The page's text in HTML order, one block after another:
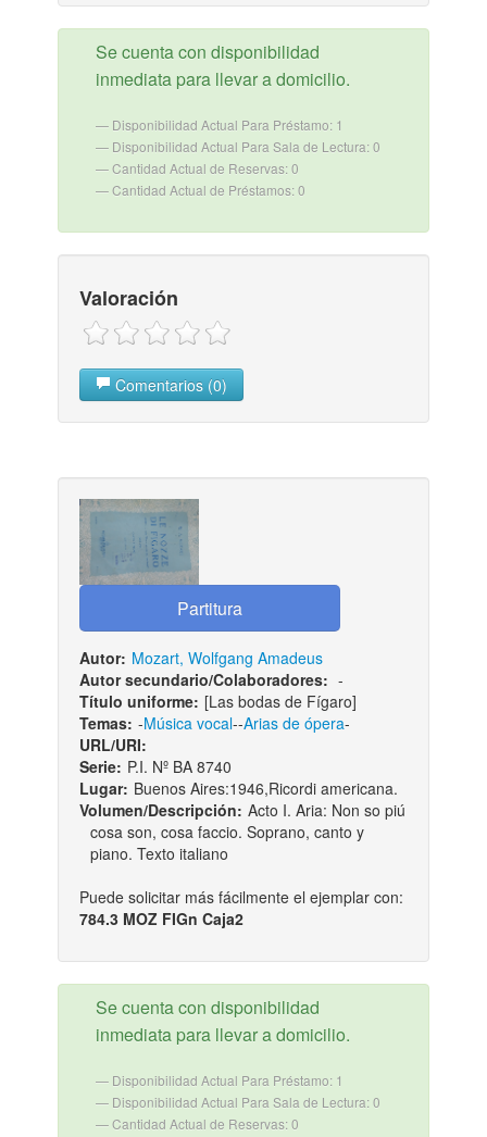
Se cuenta con disponibilidad
inmediata para llevar a domicilio.
Disponibilidad Actual Para Préstamo: 1
Disponibilidad Actual Para Sala de Lectura: 0
Cantidad Actual de Reservas: 0
Cantidad Actual de Préstamos: 0
Valoración
Comentarios (0)
Autor: Mozart, Wolfgang Amadeus
Autor secundario/Colaboradores: -
Título uniforme: [Las bodas de Fígaro]
Temas: -Música vocal--Arias de ópera-
URL/URI:
Serie: P.I. Nº BA 8740
Lugar: Buenos Aires:1946,Ricordi americana.
Volumen/Descripción: Acto I. Aria: Non so piú
cosa son, cosa faccio. Soprano, canto y
piano. Texto italiano
Puede solicitar más fácilmente el ejemplar con:
784.3 MOZ FIGn Caja2
Se cuenta con disponibilidad
inmediata para llevar a domicilio.
Disponibilidad Actual Para Préstamo: 1
Disponibilidad Actual Para Sala de Lectura: 0
Cantidad Actual de Reservas: 0